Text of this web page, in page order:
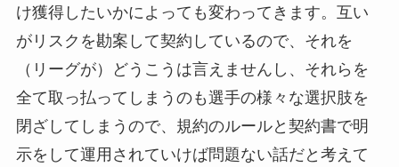
け獲得したいかによっても変わってきます。互い
がリスクを勘案して契約しているので、それを
（リーグが）どうこうは言えませんし、それらを
全て取っ払ってしまうのも選手の様々な選択肢を
閉ざしてしまうので、規約のルールと契約書で明
示をして運用されていけば問題ない話だと考えて